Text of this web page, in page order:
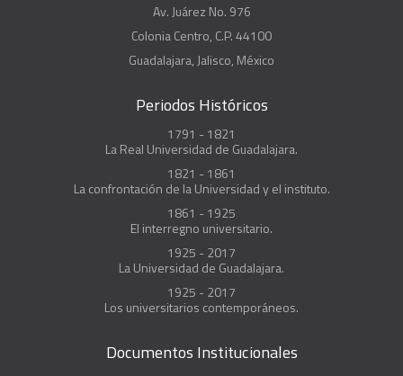
Av. Juárez No. 976
Colonia Centro, C.P. 44100
Guadalajara, Jalisco, México
Periodos Históricos
1791 - 1821
La Real Universidad de Guadalajara.
1821 - 1861
La confrontación de la Universidad y el instituto.
1861 - 1925
El interregno universitario.
1925 - 2017
La Universidad de Guadalajara.
1925 - 2017
Los universitarios contemporáneos.
Documentos Institucionales